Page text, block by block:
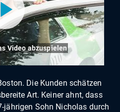
Video abzuspielen
Die Kunden schätzen
Art. Keiner ahnt, dass
jährigen Sohn Nicholas durch